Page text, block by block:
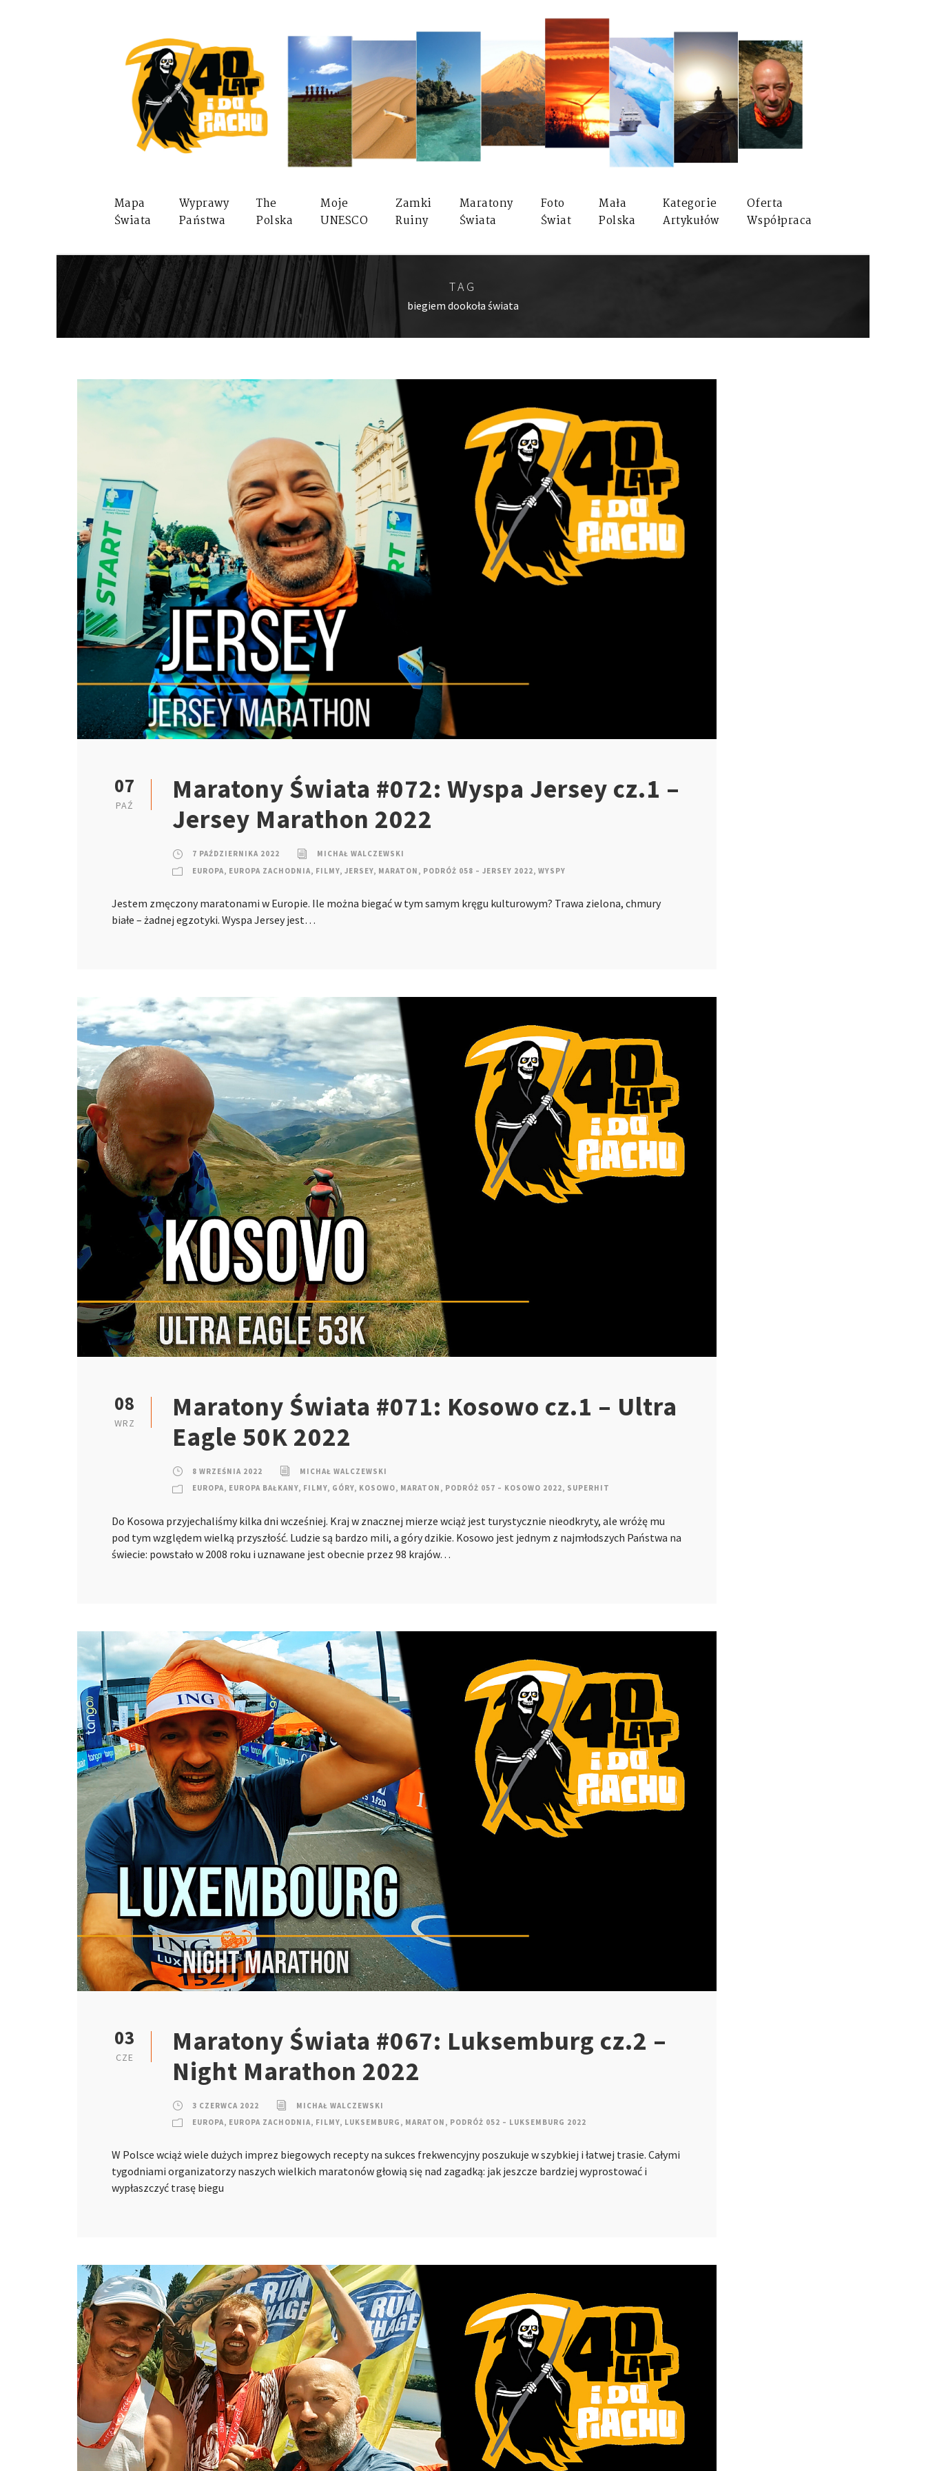
Mapa
Świata
Wyprawy
Państwa
The
Polska
Moje
UNESCO
Zamki
Ruiny
Maratony
Świata
Foto
Świat
Mała
Polska
Kategorie
Artykułów
Oferta
Współpraca
TAG
biegiem dookoła świata
07
PAŹ
Maratony Świata #072: Wyspa Jersey cz.1 –
Jersey Marathon 2022
7 PAŹDZIERNIKA 2022
MICHAŁ WALCZEWSKI
EUROPA, EUROPA ZACHODNIA, FILMY, JERSEY, MARATON , PODRÓŻ 058 – JERSEY 2022, WYSPY
Jestem zmęczony maratonami w Europie. Ile można biegać w tym samym kręgu kulturowym? Trawa zielona, chmury
białe – żadnej egzotyki. Wyspa Jersey jest…
08
WRZ
Maratony Świata #071: Kosowo cz.1 – Ultra
Eagle 50K 2022
8 WRZEŚNIA 2022
MICHAŁ WALCZEWSKI
EUROPA, EUROPA BAŁKANY, FILMY, GÓRY, KOSOWO, MARATON , PODRÓŻ 057 – KOSOWO 2022, SUPERHIT
Do Kosowa przyjechaliśmy kilka dni wcześniej. Kraj w znacznej mierze wciąż jest turystycznie nieodkryty, ale wróżę mu
pod tym względem wielką przyszłość. Ludzie są bardzo mili, a góry dzikie. Kosowo jest jednym z najmłodszych Państwa na
świecie: powstało w 2008 roku i uznawane jest obecnie przez 98 krajów…
03
CZE
Maratony Świata #067: Luksemburg cz.2 –
Night Marathon 2022
3 CZERWCA 2022
MICHAŁ WALCZEWSKI
EUROPA, EUROPA ZACHODNIA, FILMY, LUKSEMBURG , MARATON , PODRÓŻ 052 – LUKSEMBURG 2022
W Polsce wciąż wiele dużych imprez biegowych recepty na sukces frekwencyjny poszukuje w szybkiej i łatwej trasie. Całymi
tygodniami organizatorzy naszych wielkich maratonów głowią się nad zagadką: jak jeszcze bardziej wyprostować i
wypłaszczyć trasę biegu